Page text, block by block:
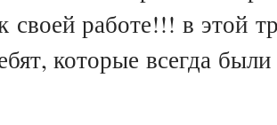
своей работе!!! в этой
которые всегда